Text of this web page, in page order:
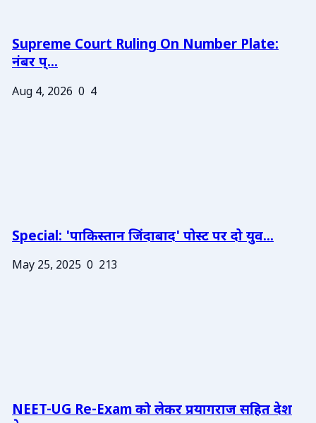
Supreme Court Ruling On Number Plate:
नंबर प्...
Aug 4, 2026 0 4
Special: 'पाकिस्तान जिंदाबाद' पोस्ट पर दो युव...
May 25, 2025 0 213
NEET-UG Re-Exam को लेकर प्रयागराज सहित देश